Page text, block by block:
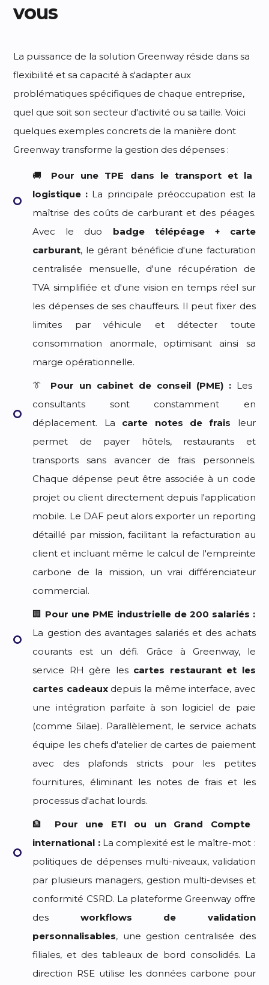
vous
La puissance de la solution Greenway réside dans sa
flexibilité et sa capacité à s'adapter aux
problématiques spécifiques de chaque entreprise,
quel que soit son secteur d'activité ou sa taille. Voici
quelques exemples concrets de la manière dont
Greenway transforme la gestion des dépenses :
🚚 Pour une TPE dans le transport et la
logistique : La principale préoccupation est la
maîtrise des coûts de carburant et des péages.
Avec le duo badge télépéage + carte
carburant, le gérant bénéficie d'une facturation
centralisée mensuelle, d'une récupération de
TVA simplifiée et d'une vision en temps réel sur
les dépenses de ses chauffeurs. Il peut fixer des
limites par véhicule et détecter toute
consommation anormale, optimisant ainsi sa
marge opérationnelle.
👔 Pour un cabinet de conseil (PME) : Les
consultants sont constamment en
déplacement. La carte notes de frais leur
permet de payer hôtels, restaurants et
transports sans avancer de frais personnels.
Chaque dépense peut être associée à un code
projet ou client directement depuis l'application
mobile. Le DAF peut alors exporter un reporting
détaillé par mission, facilitant la refacturation au
client et incluant même le calcul de l'empreinte
carbone de la mission, un vrai différenciateur
commercial.
🏢 Pour une PME industrielle de 200 salariés :
La gestion des avantages salariés et des achats
courants est un défi. Grâce à Greenway, le
service RH gère les cartes restaurant et les
cartes cadeauxdepuis la même interface, avec
une intégration parfaite à son logiciel de paie
(comme Silae). Parallèlement, le service achats
équipe les chefs d'atelier de cartes de paiement
avec des plafonds stricts pour les petites
fournitures, éliminant les notes de frais et les
processus d'achat lourds.
🏦 Pour une ETI ou un Grand Compte
international :La complexité est le maître-mot :
politiques de dépenses multi-niveaux, validation
par plusieurs managers, gestion multi-devises et
conformité CSRD. La plateforme Greenway offre
des workflows de validation
personnalisables, une gestion centralisée des
filiales, et des tableaux de bord consolidés. La
direction RSE utilise les données carbone pour